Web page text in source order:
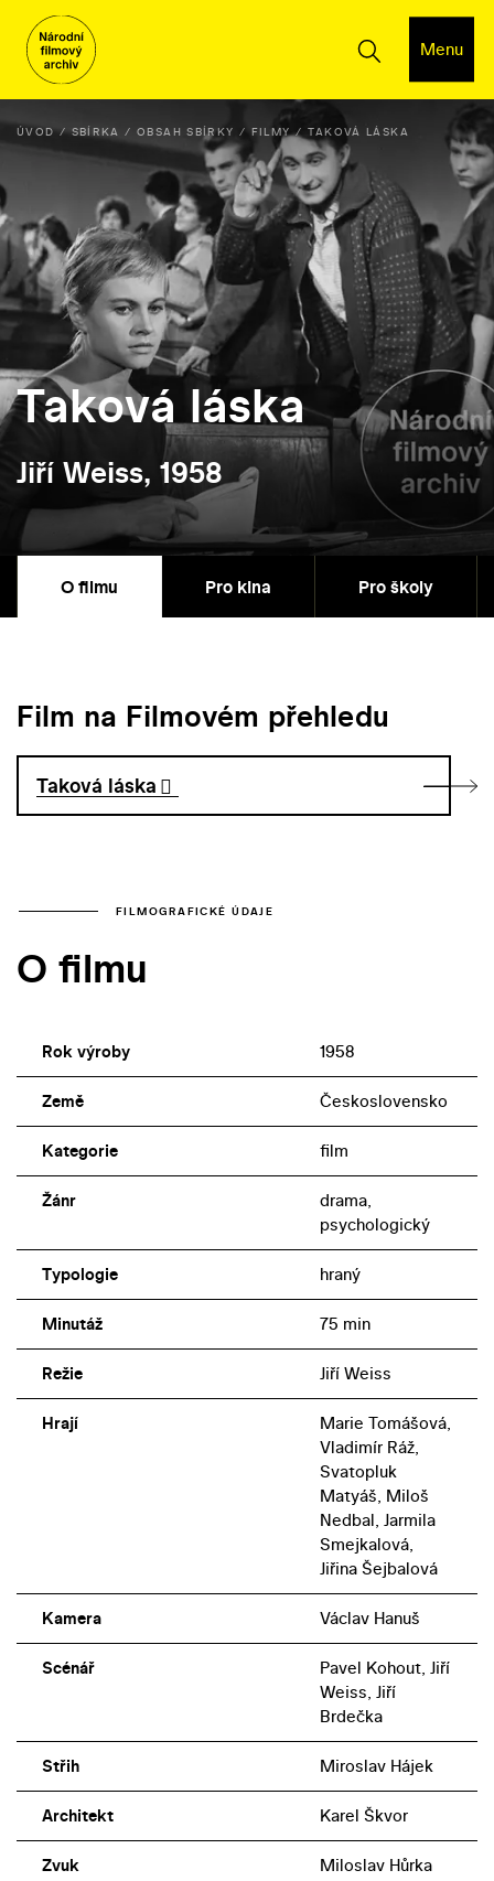
Menu
ÚVOD SBÍRKA OBSAH SBÍRKY FILMY TAKOVÁ LÁSKA
Taková láska
Jiří Weiss, 1958
O filmu Pro kina Pro školy
Film na Filmovém přehledu
Taková láska
FILMOGRAFICKÉ ÚDAJE
O filmu
Rok výroby 1958
Země Československo
Kategorie film
Žánr
drama,
psychologický
Typologie hraný
Minutáž 75 min
Režie Jiří Weiss
Hrají
Marie Tomášová,
Vladimír Ráž,
Svatopluk
Matyáš, Miloš
Nedbal, Jarmila
Smejkalová,
Jiřina Šejbalová
Kamera Václav Hanuš
Scénář
Pavel Kohout, Jiří
Weiss, Jiří
Brdečka
Střih Miroslav Hájek
Architekt Karel Škvor
Zvuk Miloslav Hůrka